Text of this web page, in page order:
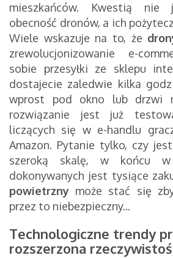
mieszkańców. Kwestią
obecność dronów, a ich
Wiele wskazuje na to, że
zrewolucjonizowanie e-
sobie przesyłki ze sklepu
dostajecie zaledwie kilka
wprost pod okno lub drzwi
rozwiązanie jest już
liczących się w e-handlu
Amazon. Pytanie tylko, czy
szeroką skalę, w końcu w
dokonywanych jest tysiące
powietrzny może stać się
przez to niebezpieczny...
Technologiczne trendy
rozszerzona